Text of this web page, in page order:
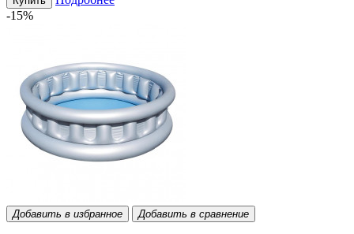
-15%
Добавить в избранное Добавить в сравнение